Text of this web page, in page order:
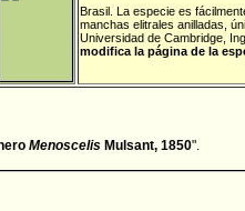
Brasil. La especie es
manchas elitrales anilladas,
Universidad de Cambridge,
modifica la página de la
Menoscelis Mulsant, 1850".